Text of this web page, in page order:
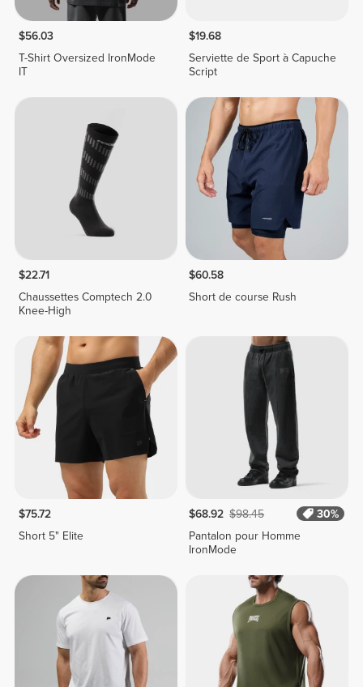
$56.03
T-Shirt Oversized IronMode
IT
$19.68
Serviette de Sport à Capuche
Script
$22.71
Chaussettes Comptech 2.0
Knee-High
$60.58
Short de course Rush
$75.72
Short 5" Elite
$68.92 $98.45
30%
Pantalon pour Homme
IronMode